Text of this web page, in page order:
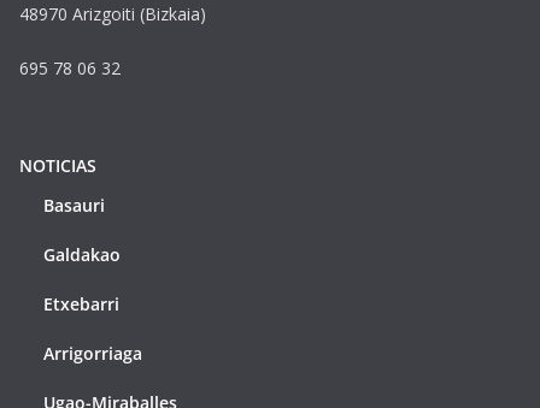
48970 Arizgoiti (Bizkaia)
695 78 06 32
NOTICIAS
Basauri
Galdakao
Etxebarri
Arrigorriaga
Ugao-Miraballes